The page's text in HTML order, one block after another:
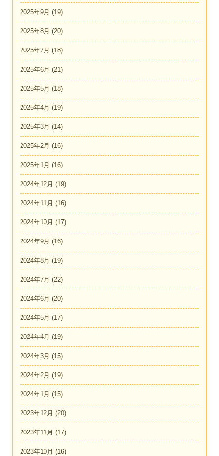
2025年9月 (19)
2025年8月 (20)
2025年7月 (18)
2025年6月 (21)
2025年5月 (18)
2025年4月 (19)
2025年3月 (14)
2025年2月 (16)
2025年1月 (16)
2024年12月 (19)
2024年11月 (16)
2024年10月 (17)
2024年9月 (16)
2024年8月 (19)
2024年7月 (22)
2024年6月 (20)
2024年5月 (17)
2024年4月 (19)
2024年3月 (15)
2024年2月 (19)
2024年1月 (15)
2023年12月 (20)
2023年11月 (17)
2023年10月 (16)